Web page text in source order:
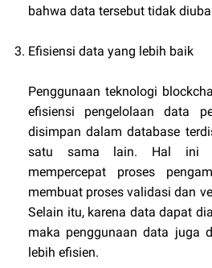
bahwa data tersebut tidak
Efisiensi data yang lebih baik
Penggunaan teknologi
efisiensi pengelolaan data
disimpan dalam database
satu sama lain. Hal ini
mempercepat proses
membuat proses validasi dan
Selain itu, karena data dapat
maka penggunaan data juga
lebih efisien.